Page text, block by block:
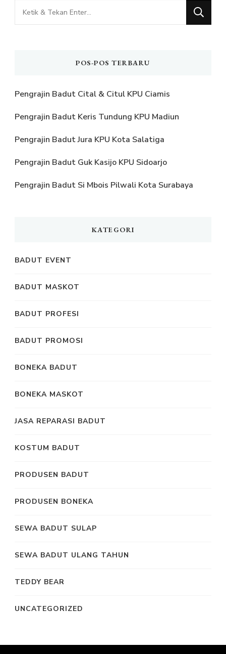
Mencari
Sesuatu?
POS-POS TERBARU
Pengrajin Badut Cital & Citul KPU Ciamis
Pengrajin Badut Keris Tundung KPU Madiun
Pengrajin Badut Jura KPU Kota Salatiga
Pengrajin Badut Guk Kasijo KPU Sidoarjo
Pengrajin Badut Si Mbois Pilwali Kota Surabaya
KATEGORI
BADUT EVENT
BADUT MASKOT
BADUT PROFESI
BADUT PROMOSI
BONEKA BADUT
BONEKA MASKOT
JASA REPARASI BADUT
KOSTUM BADUT
PRODUSEN BADUT
PRODUSEN BONEKA
SEWA BADUT SULAP
SEWA BADUT ULANG TAHUN
TEDDY BEAR
UNCATEGORIZED